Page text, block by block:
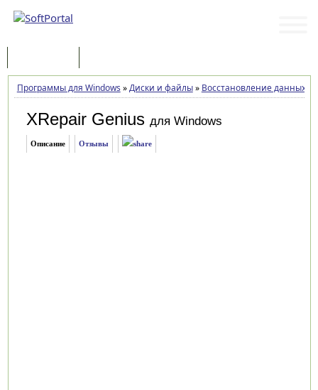
Программы для Windows »Диски и файлы» Восстановление данных
XRepair Genius для Windows
Описание Отзывы